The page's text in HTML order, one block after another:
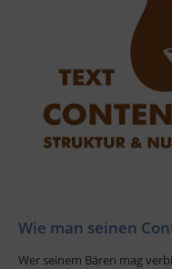
Wie man seinen
Wer seinem Bären mag